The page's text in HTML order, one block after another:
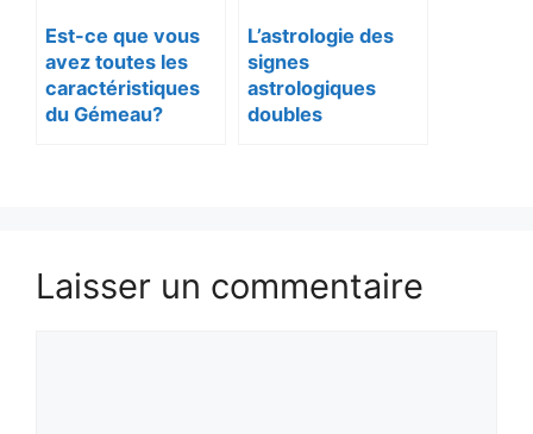
Est-ce que vous
avez toutes les
caractéristiques
du Gémeau?
L’astrologie des
signes
astrologiques
doubles
Laisser un commentaire